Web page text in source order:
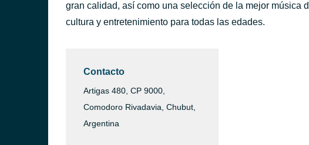
gran calidad, así como una selección de la mejor música
cultura y entretenimiento para todas las edades.
Contacto
Artigas 480, CP 9000,
Comodoro Rivadavia, Chubut,
Argentina